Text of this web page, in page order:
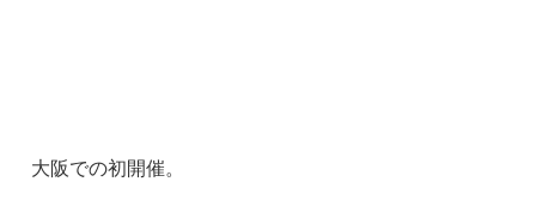
大阪での初開催。